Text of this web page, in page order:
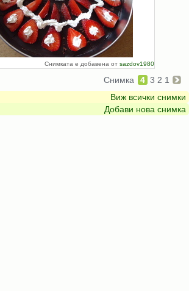
Снимката е добавена от sazdov1980
Снимка 4 3 2 1
Виж всички снимки
Добави нова снимка